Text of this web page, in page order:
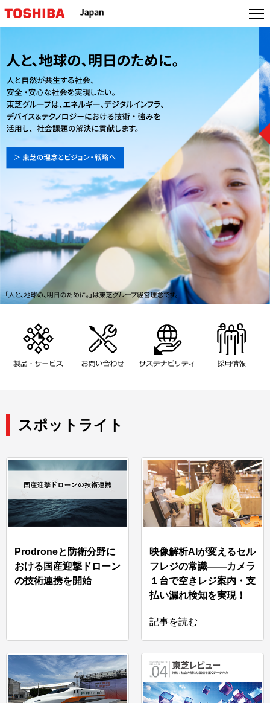
ャ
ン
プ
スポットライト
Prodroneと防衛分野に
おける国産迎撃ドローン
の技術連携を開始
映像解析AIが変えるセル
フレジの常識――カメラ
１台で空きレジ案内・支
払い漏れ検知を実現！
記事を読む